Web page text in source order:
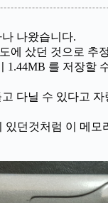
나왔습니다.
에 샀던 것으로 추
1.44MB 를 저장할
다닐 수 있다고 자
있던것처럼 이 메모